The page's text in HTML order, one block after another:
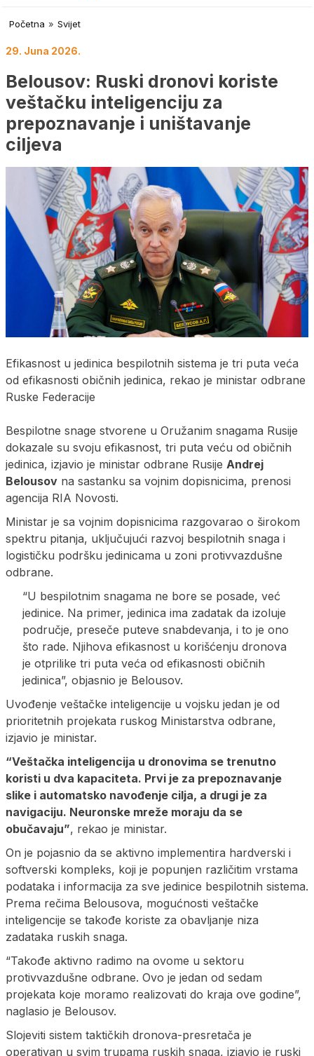
Početna » Svijet
29. Juna 2026.
Belousov: Ruski dronovi koriste
veštačku inteligenciju za
prepoznavanje i uništavanje
ciljeva
Efikasnost u jedinica bespilotnih sistema je tri puta veća
od efikasnosti običnih jedinica, rekao je ministar odbrane
Ruske Federacije
Bespilotne snage stvorene u Oružanim snagama Rusije
dokazale su svoju efikasnost, tri puta veću od običnih
jedinica, izjavio je ministar odbrane Rusije Andrej
Belousov na sastanku sa vojnim dopisnicima, prenosi
agencija RIA Novosti.
Ministar je sa vojnim dopisnicima razgovarao o širokom
spektru pitanja, uključujući razvoj bespilotnih snaga i
logističku podršku jedinicama u zoni protivvazdušne
odbrane.
“U bespilotnim snagama ne bore se posade, već
jedinice. Na primer, jedinica ima zadatak da izoluje
područje, preseče puteve snabdevanja, i to je ono
što rade. Njihova efikasnost u korišćenju dronova
je otprilike tri puta veća od efikasnosti običnih
jedinica”, objasnio je Belousov.
Uvođenje veštačke inteligencije u vojsku jedan je od
prioritetnih projekata ruskog Ministarstva odbrane,
izjavio je ministar.
“Veštačka inteligencija u dronovima se trenutno
koristi u dva kapaciteta. Prvi je za prepoznavanje
slike i automatsko navođenje cilja, a drugi je za
navigaciju. Neuronske mreže moraju da se
obučavaju”, rekao je ministar.
On je pojasnio da se aktivno implementira hardverski i
softverski kompleks, koji je popunjen različitim vrstama
podataka i informacija za sve jedinice bespilotnih sistema.
Prema rečima Belousova, mogućnosti veštačke
inteligencije se takođe koriste za obavljanje niza
zadataka ruskih snaga.
“Takođe aktivno radimo na ovome u sektoru
protivvazdušne odbrane. Ovo je jedan od sedam
projekata koje moramo realizovati do kraja ove godine”,
naglasio je Belousov.
Slojeviti sistem taktičkih dronova-presretača je
operativan u svim trupama ruskih snaga, izjavio je ruski